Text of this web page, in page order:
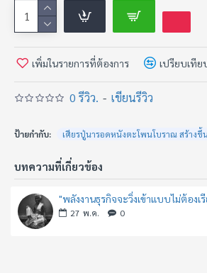
0 รีวิว. - เขียนรีวิว
เพิ่มในรายการที่ต้องการ เปรียบเที
ป้ายกำกับ: เศียรปู่นารอดหนังตะโพนโบราณ สร้าง
บทความที่เกี่ยวข้อง
"พลังงานธุรกิจจะวิ่งเข้าแบบไม่ต้องเ
27 พ.ค. 0